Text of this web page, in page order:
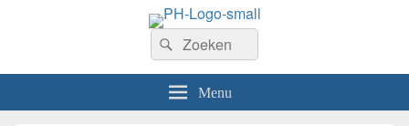
Welkom op de website van Postzegelvereniging PhilaHanze.
Zoeken
naar:
Zoeken
Menu